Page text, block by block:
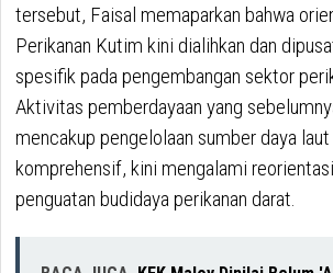
tersebut, Faisal memaparkan bahwa
Perikanan Kutim kini dialihkan dan
spesifik pada pengembangan sektor
Aktivitas pemberdayaan yang
mencakup pengelolaan sumber daya
komprehensif, kini mengalami
penguatan budidaya perikanan darat.